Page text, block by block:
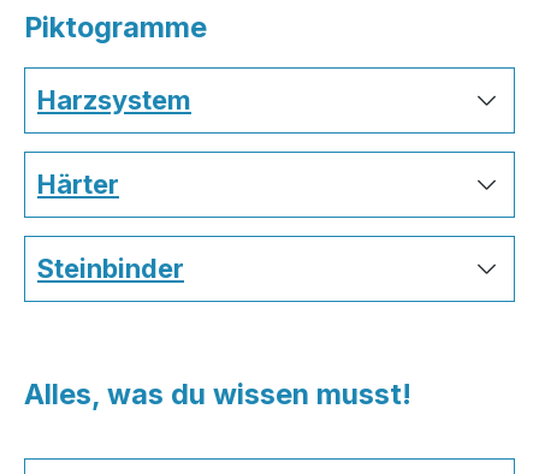
Piktogramme
Harzsystem
Härter
Steinbinder
Alles, was du wissen musst!